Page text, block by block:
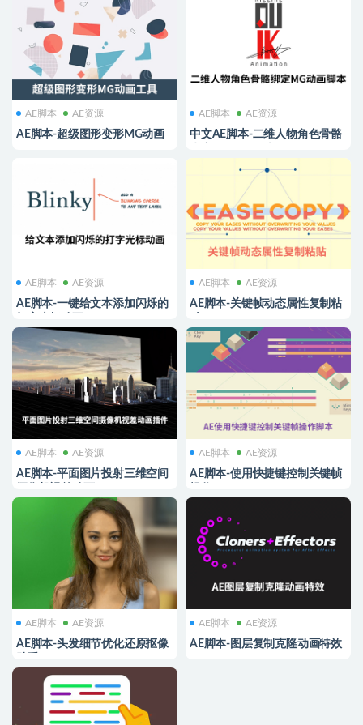
AE脚本 AE资源
AE脚本-超级图形变形MG动画
AE脚本 AE资源
中文AE脚本-二维人物角色骨骼
AE脚本 AE资源
AE脚本-一键给文本添加闪烁的
AE脚本 AE资源
AE脚本-关键帧动态属性复制粘
AE脚本 AE资源
AE脚本-平面图片投射三维空间
AE脚本 AE资源
AE脚本-使用快捷键控制关键帧
AE脚本 AE资源
AE脚本-头发细节优化还原抠像
AE脚本 AE资源
AE脚本-图层复制克隆动画特效